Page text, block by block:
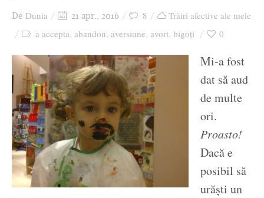
Cursuri povestite
Ziua culorii
De Dunia 21 apr., 2016 8
Trăiri afective ale mele
a accepta, abandon, aversiune, avort, bigoți 0
Mi-a fost
dat să aud
de multe
ori.
Proasto!
Dacă e
posibil să
urăști un